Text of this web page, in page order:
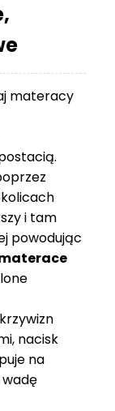
materacy
i tam
powodując
nacisk
na